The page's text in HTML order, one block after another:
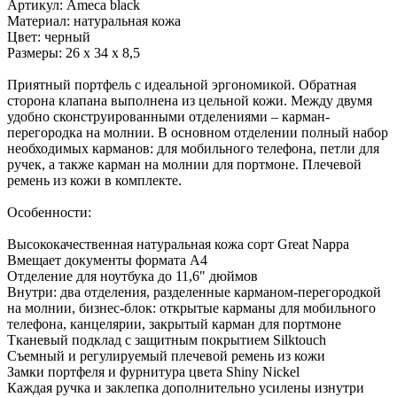
Артикул: Ameca black
Материал: натуральная кожа
Цвет: черный
Размеры: 26 х 34 х 8,5
Приятный портфель с идеальной эргономикой. Обратная
сторона клапана выполнена из цельной кожи. Между двумя
удобно сконструированными отделениями – карман-
перегородка на молнии. В основном отделении полный набор
необходимых карманов: для мобильного телефона, петли для
ручек, а также карман на молнии для портмоне. Плечевой
ремень из кожи в комплекте.
Особенности:
Высококачественная натуральная кожа сорт Great Nappa
Вмещает документы формата А4
Отделение для ноутбука до 11,6" дюймов
Внутри: два отделения, разделенные карманом-перегородкой
на молнии, бизнес-блок: открытые карманы для мобильного
телефона, канцелярии, закрытый карман для портмоне
Тканевый подклад с защитным покрытием Silktouch
Съемный и регулируемый плечевой ремень из кожи
Замки портфеля и фурнитура цвета Shiny Nickel
Каждая ручка и заклепка дополнительно усилены изнутри